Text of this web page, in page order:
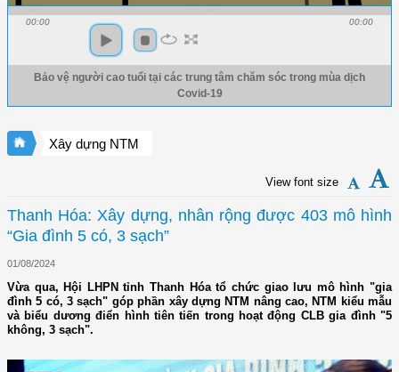
00:00 00:00
Bảo vệ người cao tuổi tại các trung tâm chăm sóc trong mùa dịch
Covid-19
Xây dựng NTM
View font size
Thanh Hóa: Xây dựng, nhân rộng được 403 mô hình
“Gia đình 5 có, 3 sạch”
01/08/2024
Vừa qua, Hội LHPN tỉnh Thanh Hóa tổ chức giao lưu mô hình "gia
đình 5 có, 3 sạch" góp phần xây dựng NTM nâng cao, NTM kiểu mẫu
và biểu dương điển hình tiên tiến trong hoạt động CLB gia đình "5
không, 3 sạch".